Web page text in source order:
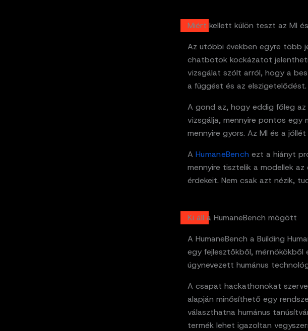
Miért kellett külön teszt az MI
Az utóbbi években egyre több
chatbotok kockázatot
vizsgálat szólt arról, hogy a
a függést és az elszigetelődést.
A gond az, hogy eddig főleg
vizsgálja, mennyire pontos egy
mennyire gyors. Az MI és a
A HumaneBench ezt a hiányt
mennyire tisztelik a modellek
érdekeit. Nem csak azt nézik,
Ki áll a HumaneBench mögött
A HumaneBench a Building
egy fejlesztőkből,
úgynevezett humánus
A csapat hackathonokat
alapján minősíthető egy
választhatna humánus
termék lehet igazoltan